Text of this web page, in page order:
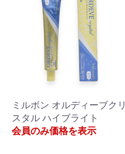
ミルボン オルディーブクリ
スタル ハイブライト
会員のみ価格を表示